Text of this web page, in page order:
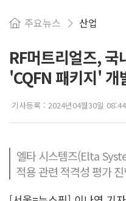
주요뉴스 산업
RF머트리얼즈,
'CQFN 패키지' 개
기사등록 : 2024년04월30일 08:44
엘타 시스템즈(Elta
적용 관련 적격성 평가 진